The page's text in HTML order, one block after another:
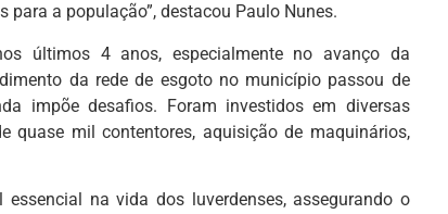
a população”, destacou Paulo Nunes.
últimos 4 anos, especialmente no avanço da
da rede de esgoto no município passou de
impõe desafios. Foram investidos em diversas
quase mil contentores, aquisição de maquinários,
na vida dos luverdenses, assegurando o